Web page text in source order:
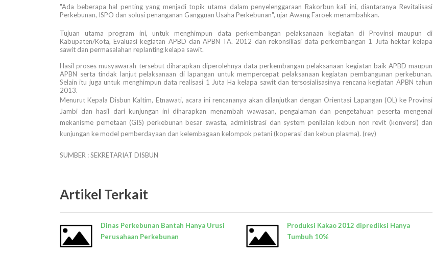
"Ada beberapa hal penting yang menjadi topik utama dalam penyelenggaraan Rakorbun kali ini, diantaranya Revitalisasi
Perkebunan, ISPO dan solusi penanganan Gangguan Usaha Perkebunan", ujar Awang Faroek menambahkan.
Tujuan utama program ini, untuk menghimpun data perkembangan pelaksanaan kegiatan di Provinsi maupun di
Kabupaten/Kota, Evaluasi kegiatan APBD dan APBN TA. 2012 dan rekonsiliasi data perkembangan 1 Juta hektar kelapa
sawit dan permasalahan replanting kelapa sawit.
Hasil proses musyawarah tersebut diharapkan diperolehnya data perkembangan pelaksanaan kegiatan baik APBD maupun
APBN serta tindak lanjut pelaksanaan di lapangan untuk mempercepat pelaksanaan kegiatan pembangunan perkebunan.
Selain itu juga untuk menghimpun data realisasi 1 Juta Ha kelapa sawit dan tersosialisasinya rencana kegiatan APBN tahun
2013.
Menurut Kepala Disbun Kaltim, Etnawati, acara ini rencananya akan dilanjutkan dengan Orientasi Lapangan (OL) ke Provinsi
Jambi dan hasil dari kunjungan ini diharapkan menambah wawasan, pengalaman dan pengetahuan peserta mengenai
mekanisme pemetaan (GIS) perkebunan besar swasta, administrasi dan system penilaian kebun non revit (konversi) dan
kunjungan ke model pemberdayaan dan kelembagaan kelompok petani (koperasi dan kebun plasma). (rey)
SUMBER : SEKRETARIAT DISBUN
Artikel Terkait
Dinas Perkebunan Bantah Hanya Urusi
Perusahaan Perkebunan
Produksi Kakao 2012 diprediksi Hanya
Tumbuh 10%